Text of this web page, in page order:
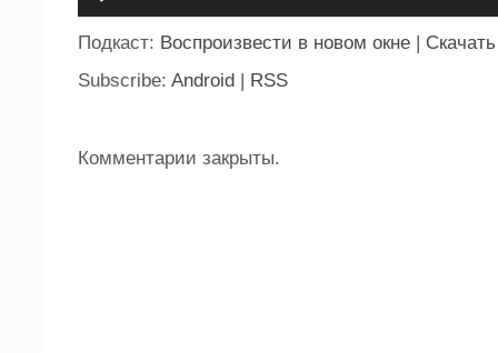
Подкаст: Воспроизвести в новом окне | Скачать
Subscribe: Android | RSS
Комментарии закрыты.